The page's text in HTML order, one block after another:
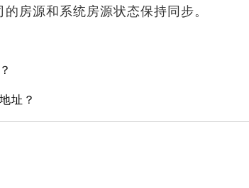
房源和系统房源状态保持同步。
址？